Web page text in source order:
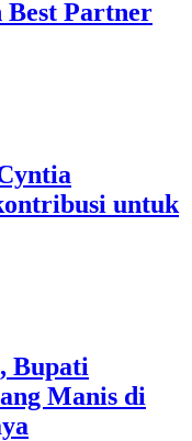
Best Partner
untuk
Bupati
Manis di